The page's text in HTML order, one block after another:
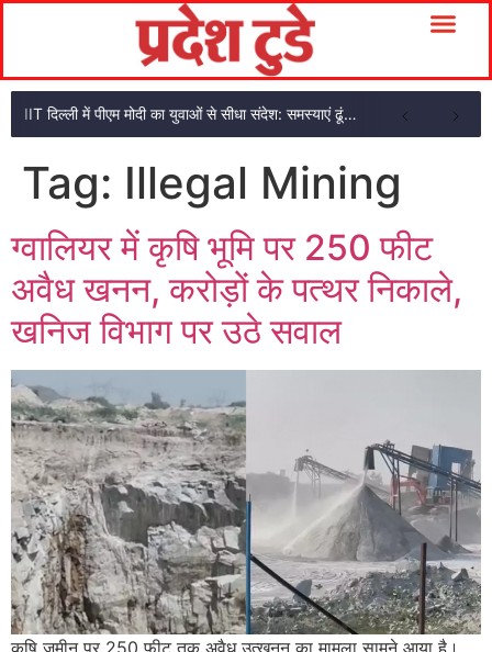
IIT दिल्ली में पीएम मोदी का युवाओं से सीधा संदेश: समस्याएं ढूंढो और उसका हल भी निकाले
Tag: Illegal Mining
ग्वालियर में कृषि भूमि पर 250 फीट
अवैध खनन, करोड़ों के पत्थर निकाले,
खनिज विभाग पर उठे सवाल
कृषि जमीन पर 250 फीट तक अवैध उत्खनन का मामला सामने आया है।